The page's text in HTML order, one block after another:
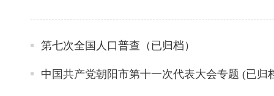
第七次全国人口普查（已归档）
中国共产党朝阳市第十一次代表大会专题 (已归